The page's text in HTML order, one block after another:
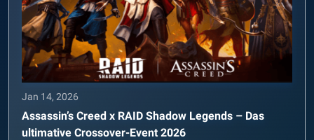
Jan 14, 2026
Assassin’s Creed x RAID Shadow Legends – Das
ultimative Crossover-Event 2026